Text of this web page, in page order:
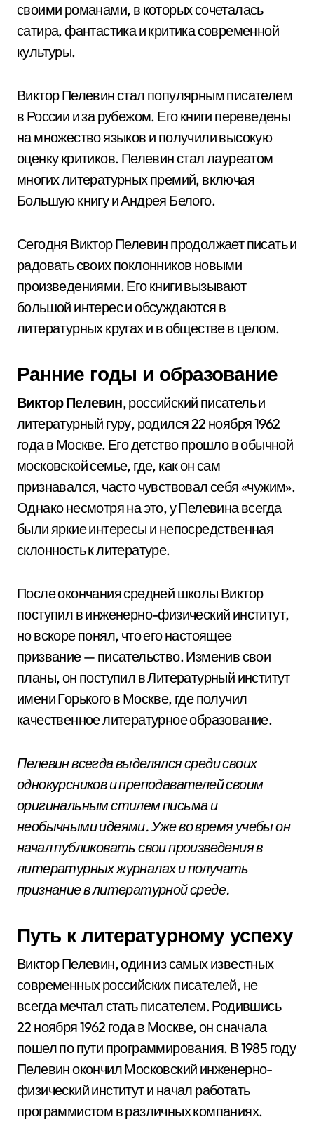
своими романами, в которых сочеталась
сатира, фантастика и критика современной
культуры.
Виктор Пелевин стал популярным писателем
в России и за рубежом. Его книги переведены
на множество языков и получили высокую
оценку критиков. Пелевин стал лауреатом
многих литературных премий, включая
Большую книгу и Андрея Белого.
Сегодня Виктор Пелевин продолжает писать и
радовать своих поклонников новыми
произведениями. Его книги вызывают
большой интерес и обсуждаются в
литературных кругах и в обществе в целом.
Ранние годы и образование
Виктор Пелевин, российский писатель и
литературный гуру, родился 22 ноября 1962
года в Москве. Его детство прошло в обычной
московской семье, где, как он сам
признавался, часто чувствовал себя «чужим».
Однако несмотря на это, у Пелевина всегда
были яркие интересы и непосредственная
склонность к литературе.
После окончания средней школы Виктор
поступил в инженерно-физический институт,
но вскоре понял, что его настоящее
призвание — писательство. Изменив свои
планы, он поступил в Литературный институт
имени Горького в Москве, где получил
качественное литературное образование.
Пелевин всегда выделялся среди своих
однокурсников и преподавателей своим
оригинальным стилем письма и
необычными идеями. Уже во время учебы он
начал публиковать свои произведения в
литературных журналах и получать
признание в литературной среде.
Путь к литературному успеху
Виктор Пелевин, один из самых известных
современных российских писателей, не
всегда мечтал стать писателем. Родившись
22 ноября 1962 года в Москве, он сначала
пошел по пути программирования. В 1985 году
Пелевин окончил Московский инженерно-
физический институт и начал работать
программистом в различных компаниях.